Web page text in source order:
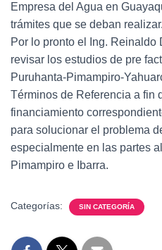
Empresa del Agua en
trámites que se deban realizar.
Por lo pronto el Ing. Reinaldo
revisar los estudios de pre
Puruhanta-Pimampiro-
Términos de Referencia a fin
financiamiento
para solucionar el problema
especialmente en las partes
Pimampiro e Ibarra.
Categorías: SIN CATEGORÍA